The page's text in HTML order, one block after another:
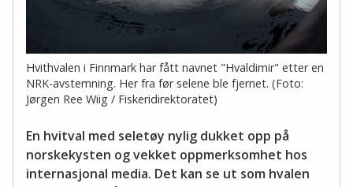
Hvithvalen i Finnmark har fått navnet "Hvaldimir" etter en
NRK-avstemning. Her fra før selene ble fjernet. (Foto:
Jørgen Ree Wiig / Fiskeridirektoratet)
En hvitval med seletøy nylig dukket opp på
norskekysten og vekket oppmerksomhet hos
internasjonal media. Det kan se ut som hvalen